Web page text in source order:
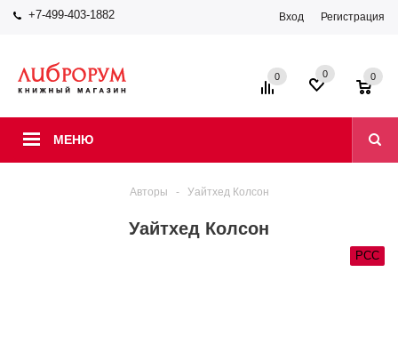
+7-499-403-1882 Вход Регистрация
МЕНЮ
0 0 0
Авторы - Уайтхед Колсон
Уайтхед Колсон
РСС